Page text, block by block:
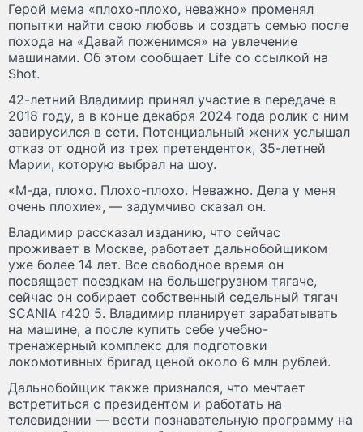
Герой мема «плохо-плохо, неважно» променял
попытки найти свою любовь и создать семью после
похода на «Давай поженимся» на увлечение
машинами. Об этом сообщает Life со ссылкой на
Shot.
42-летний Владимир принял участие в передаче в
2018 году, а в конце декабря 2024 года ролик с ним
завирусился в сети. Потенциальный жених услышал
отказ от одной из трех претенденток, 35-летней
Марии, которую выбрал на шоу.
«М-да, плохо. Плохо-плохо. Неважно. Дела у меня
очень плохие», — задумчиво сказал он.
Владимир рассказал изданию, что сейчас
проживает в Москве, работает дальнобойщиком
уже более 14 лет. Все свободное время он
посвящает поездкам на большегрузном тягаче,
сейчас он собирает собственный седельный тягач
SCANIA r420 5. Владимир планирует зарабатывать
на машине, а после купить себе учебно-
тренажерный комплекс для подготовки
локомотивных бригад ценой около 6 млн рублей.
Дальнобойщик также признался, что мечтает
встретиться с президентом и работать на
телевидении — вести познавательную программу на